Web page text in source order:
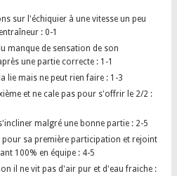
sur l'échiquier à une vitesse un peu
: 0-1
manque de sensation de son
une partie correcte : 1-1
lie mais ne peut rien faire : 1-3
et ne cale pas pour s'offrir le 2/2 :
malgré une bonne partie : 2-5
sa première participation et rejoint
100% en équipe : 4-5
il ne vit pas d'air pur et d'eau fraiche :